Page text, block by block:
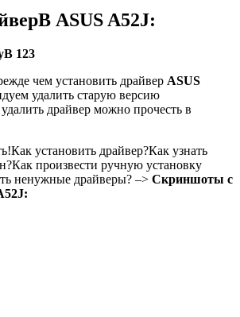
ASUS A52J:
123
чем установить драйвер ASUS
удалить старую версию
драйвер можно прочесть в
установить драйвер?Как узнать
произвести ручную установку
ненужные драйверы? –> Скриншоты с